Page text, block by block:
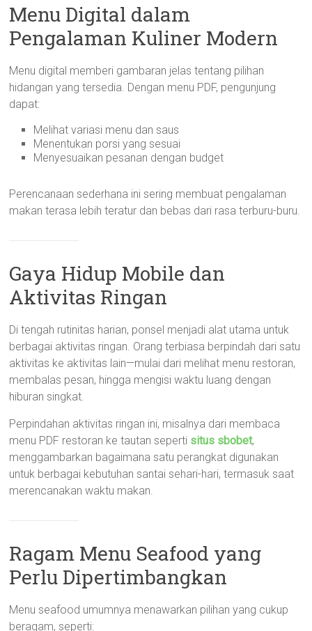
Menu Digital dalam
Pengalaman Kuliner Modern
Menu digital memberi gambaran jelas tentang pilihan
hidangan yang tersedia. Dengan menu PDF, pengunjung
dapat:
Melihat variasi menu dan saus
Menentukan porsi yang sesuai
Menyesuaikan pesanan dengan budget
Perencanaan sederhana ini sering membuat pengalaman
makan terasa lebih teratur dan bebas dari rasa terburu-buru.
Gaya Hidup Mobile dan
Aktivitas Ringan
Di tengah rutinitas harian, ponsel menjadi alat utama untuk
berbagai aktivitas ringan. Orang terbiasa berpindah dari satu
aktivitas ke aktivitas lain—mulai dari melihat menu restoran,
membalas pesan, hingga mengisi waktu luang dengan
hiburan singkat.
Perpindahan aktivitas ringan ini, misalnya dari membaca
menu PDF restoran ke tautan seperti situs sbobet,
menggambarkan bagaimana satu perangkat digunakan
untuk berbagai kebutuhan santai sehari-hari, termasuk saat
merencanakan waktu makan.
Ragam Menu Seafood yang
Perlu Dipertimbangkan
Menu seafood umumnya menawarkan pilihan yang cukup
beragam, seperti: